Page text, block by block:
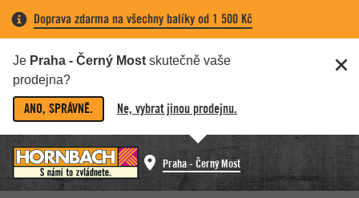
Doprava zdarma na všechny balíky od 1 500 Kč
Je Praha - Černý Most skutečně vaše
prodejna?
ANO, SPRÁVNĚ. Ne, vybrat jinou prodejnu.
Praha - Černý Most